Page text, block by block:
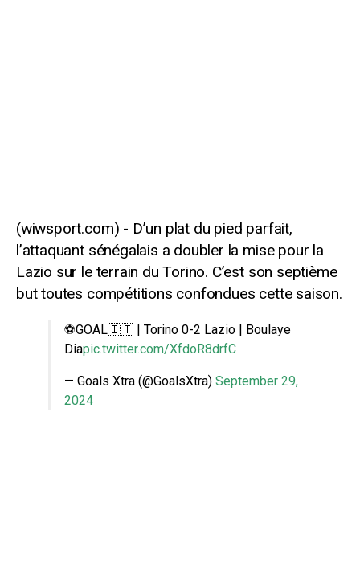
D’un plat du pied parfait,
l’attaquant sénégalais a doubler la mise pour la
Lazio sur le terrain du Torino. C’est son septième
but toutes compétitions confondues cette saison.
⚽️GOAL🇮🇹 | Torino 0-2 Lazio | Boulaye
Diapic.twitter.com/XfdoR8drfC
— Goals Xtra (@GoalsXtra) September 29,
2024